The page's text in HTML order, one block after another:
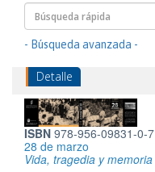
- Búsqueda avanzada -
Detalle
ISBN 978-956-09831-0-7
28 de marzo
Vida, tragedia y memoria